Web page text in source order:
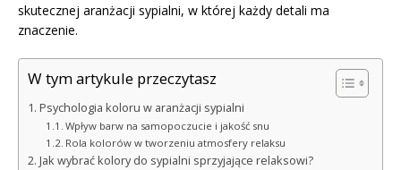
skutecznej aranżacji sypialni, w której każdy detali ma
znaczenie.
W tym artykule przeczytasz
Psychologia koloru w aranżacji sypialni
Wpływ barw na samopoczucie i jakość snu
Rola kolorów w tworzeniu atmosfery relaksu
Jak wybrać kolory do sypialni sprzyjające relaksowi?